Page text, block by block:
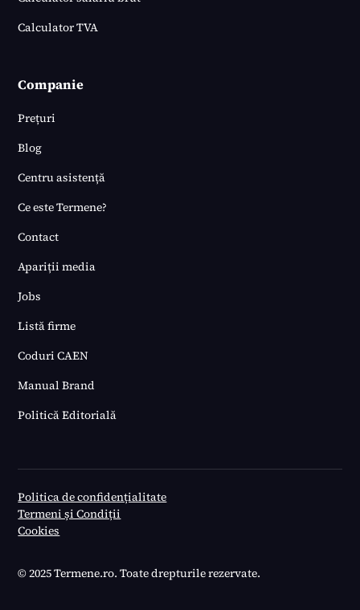
Calculator TVA
Companie
Prețuri
Blog
Centru asistență
Ce este Termene?
Contact
Apariții media
Jobs
Listă firme
Coduri CAEN
Manual Brand
Politică Editorială
© 2025 Termene.ro. Toate drepturile rezervate.
Politica de confidențialitate
Termeni și Condiții
Cookies